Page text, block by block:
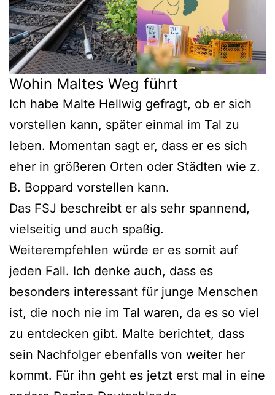
Wohin Maltes Weg führt
Ich habe Malte Hellwig gefragt, ob er sich
vorstellen kann, später einmal im Tal zu
leben. Momentan sagt er, dass er es sich
eher in größeren Orten oder Städten wie z.
B. Boppard vorstellen kann.
Das FSJ beschreibt er als sehr spannend,
vielseitig und auch spaßig.
Weiterempfehlen würde er es somit auf
jeden Fall. Ich denke auch, dass es
besonders interessant für junge Menschen
ist, die noch nie im Tal waren, da es so viel
zu entdecken gibt. Malte berichtet, dass
sein Nachfolger ebenfalls von weiter her
kommt. Für ihn geht es jetzt erst mal in eine